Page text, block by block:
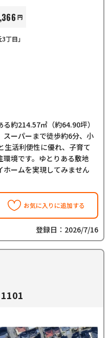
円
丁目」
約214.57㎡（約64.90坪）
スーパーまで徒歩約6分、小
生活利便性に優れ、子育て
境です。ゆとりある敷地
ホームを実現してみません
お気に入りに追加する
登録日：2026/7/16